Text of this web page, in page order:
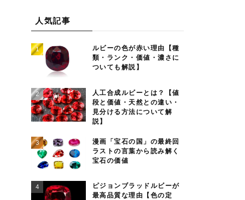
人気記事
ルビーの色が赤い理由【種
類・ランク・価値・濃さに
ついても解説】
人工合成ルビーとは？【値
段と価値・天然との違い・
見分ける方法について解
説】
漫画「宝石の国」の最終回
ラストの言葉から読み解く
宝石の価値
ピジョンブラッドルビーが
最高品質な理由【色の定